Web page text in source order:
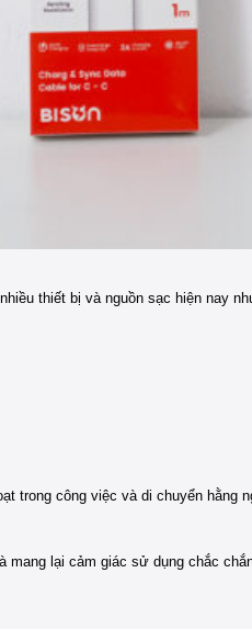
thiết bị và nguồn sạc hiện nay
trong công việc và di chuyển hằng
mang lại cảm giác sử dụng chắc